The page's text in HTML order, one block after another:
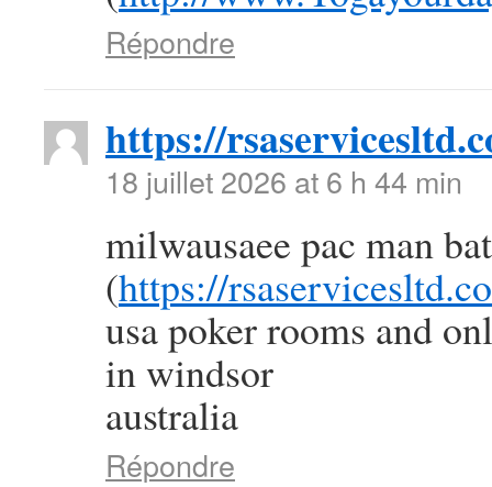
Répondre
https://
18 juillet 2026 at 6 h 44 min
milwausaee pac man
(https://
usa poker rooms and
in windsor
australia
Répondre